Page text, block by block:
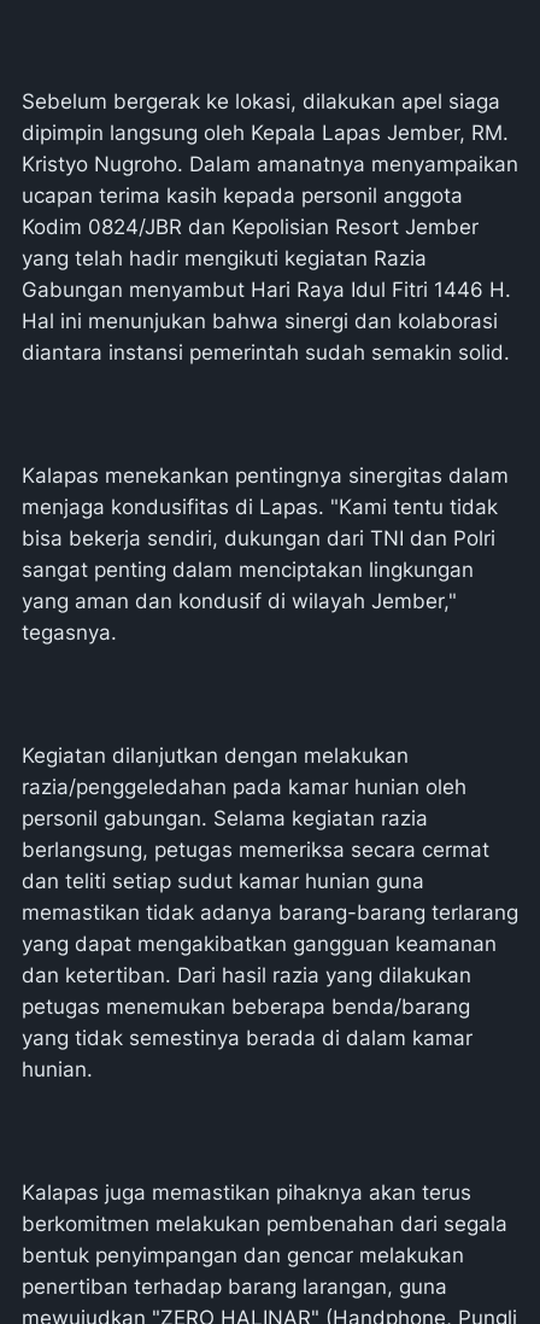
Sebelum bergerak ke lokasi, dilakukan apel siaga
dipimpin langsung oleh Kepala Lapas Jember, RM.
Kristyo Nugroho. Dalam amanatnya menyampaikan
ucapan terima kasih kepada personil anggota
Kodim 0824/JBR dan Kepolisian Resort Jember
yang telah hadir mengikuti kegiatan Razia
Gabungan menyambut Hari Raya Idul Fitri 1446 H.
Hal ini menunjukan bahwa sinergi dan kolaborasi
diantara instansi pemerintah sudah semakin solid.
Kalapas menekankan pentingnya sinergitas dalam
menjaga kondusifitas di Lapas. "Kami tentu tidak
bisa bekerja sendiri, dukungan dari TNI dan Polri
sangat penting dalam menciptakan lingkungan
yang aman dan kondusif di wilayah Jember,"
tegasnya.
Kegiatan dilanjutkan dengan melakukan
razia/penggeledahan pada kamar hunian oleh
personil gabungan. Selama kegiatan razia
berlangsung, petugas memeriksa secara cermat
dan teliti setiap sudut kamar hunian guna
memastikan tidak adanya barang-barang terlarang
yang dapat mengakibatkan gangguan keamanan
dan ketertiban. Dari hasil razia yang dilakukan
petugas menemukan beberapa benda/barang
yang tidak semestinya berada di dalam kamar
hunian.
Kalapas juga memastikan pihaknya akan terus
berkomitmen melakukan pembenahan dari segala
bentuk penyimpangan dan gencar melakukan
penertiban terhadap barang larangan, guna
mewujudkan "ZERO HALINAR" (Handphone, Pungli